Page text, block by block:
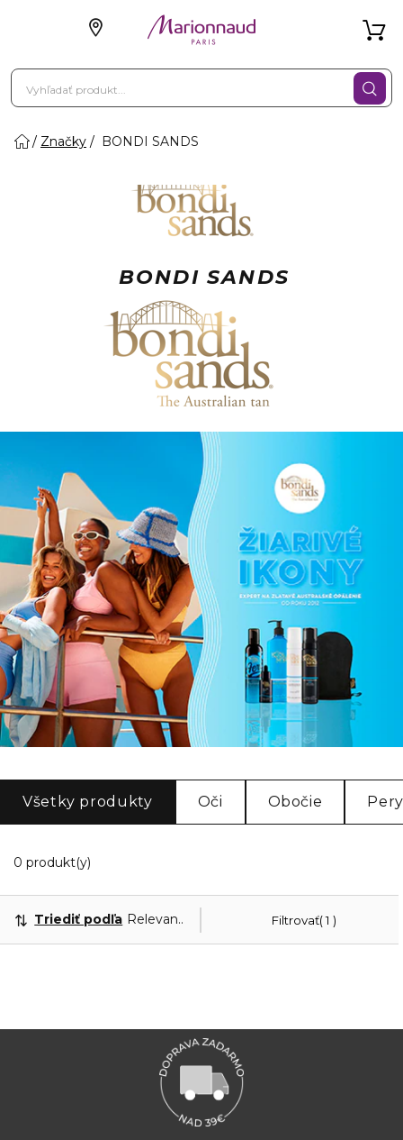
Značky BONDI SANDS
BONDI SANDS
Všetky produkty Oči Obočie Pery
0 produkt(y)
Filtrovať 1
Triediť podľa Relevantnosť